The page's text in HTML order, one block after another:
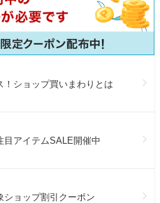
！ショップ買いまわりとは
目アイテムSALE開催中
ショップ割引クーポン